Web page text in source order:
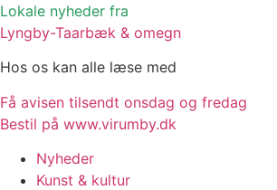
Lokale nyheder fra
Lyngby-Taarbæk & omegn
Hos os kan alle læse med
Få avisen tilsendt onsdag og fredag
Bestil på www.virumby.dk
Nyheder
Kunst & kultur